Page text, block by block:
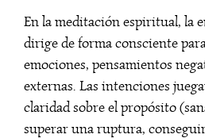
En la meditación espiritual, la
dirige de forma consciente
emociones, pensamientos
externas. Las intenciones
claridad sobre el propósito
superar una ruptura,